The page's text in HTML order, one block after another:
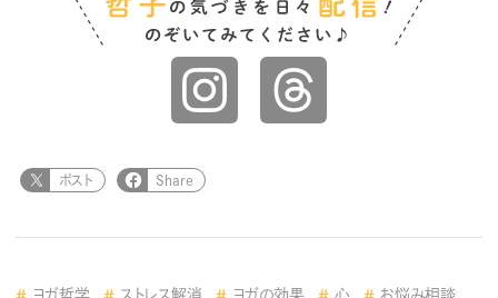
ポスト Share